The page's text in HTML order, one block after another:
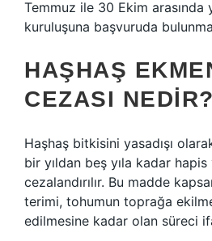
Temmuz ile 30 Ekim arasında
kuruluşuna başvuruda
HAŞHAŞ
CEZASI NEDIR?
Haşhaş bitkisini yasadışı
bir yıldan beş yıla kadar
cezalandırılır. Bu madde
terimi, tohumun toprağa
edilmesine kadar olan süreci